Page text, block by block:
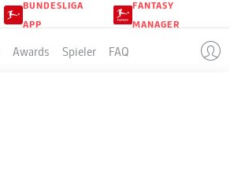
BUNDESLIGA
APP
FANTASY
MANAGER
Awards Spieler FAQ